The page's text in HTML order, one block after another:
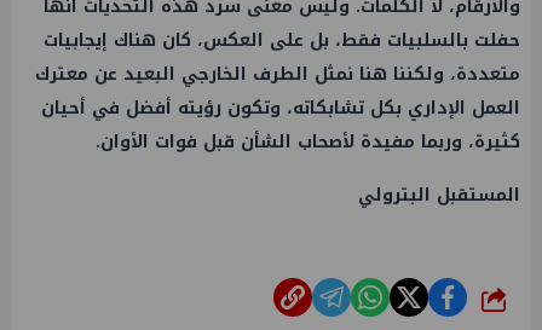
والأرقام، لا الكلمات. وليس معنى سرد هذه التحديات أنها
حفلت بالسلبيات فقط، بل على العكس، كان هناك إيجابيات
متعددة، ولكننا هنا نمثل الطرف الخارجي البعيد عن معترك
العمل الإداري بكل تشابكاته، وتكون رؤيته أفضل في أحيان
كثيرة، وربما مفيدة لأصحاب الشأن قبل فوات الأوان.
المستقبل البترولي
شارك